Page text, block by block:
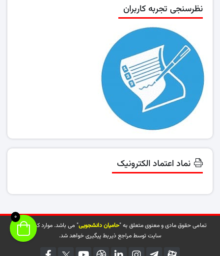
نظرسنجی تجربه کاربران
نماد اعتماد الکترونیک
تمامی حقوق مادی و معنوی متعلق به "حامیان دانشجویی" می باشد. موارد کپی شده از
سایت توسط مراجع ذیربط پیگیری خواهد شد.
0